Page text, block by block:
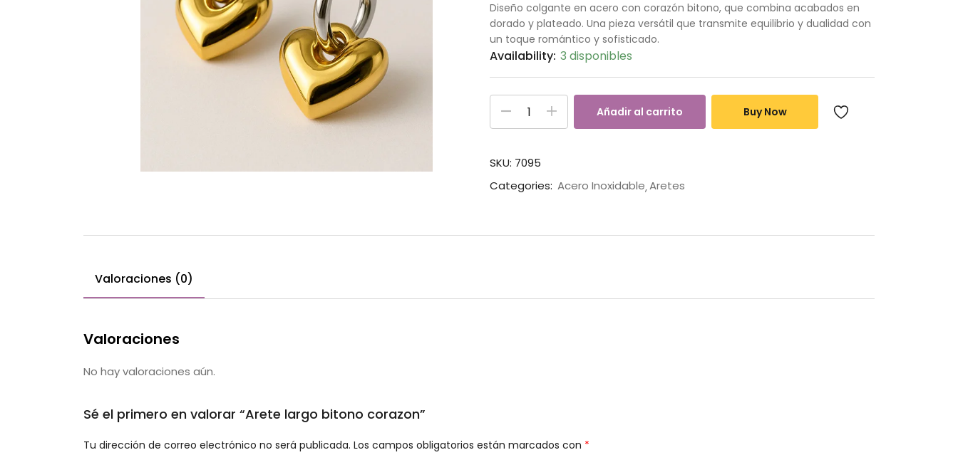
Diseño colgante en acero con corazón bitono, que combina acabados en
dorado y plateado. Una pieza versátil que transmite equilibrio y dualidad con
un toque romántico y sofisticado.
Availability: 3 disponibles
Añadir al carrito Buy Now
SKU: 7095
Categories: Acero Inoxidable Aretes
Valoraciones (0)
Valoraciones
No hay valoraciones aún.
Sé el primero en valorar “Arete largo bitono corazon”
Tu dirección de correo electrónico no será publicada. Los campos obligatorios están marcados con *